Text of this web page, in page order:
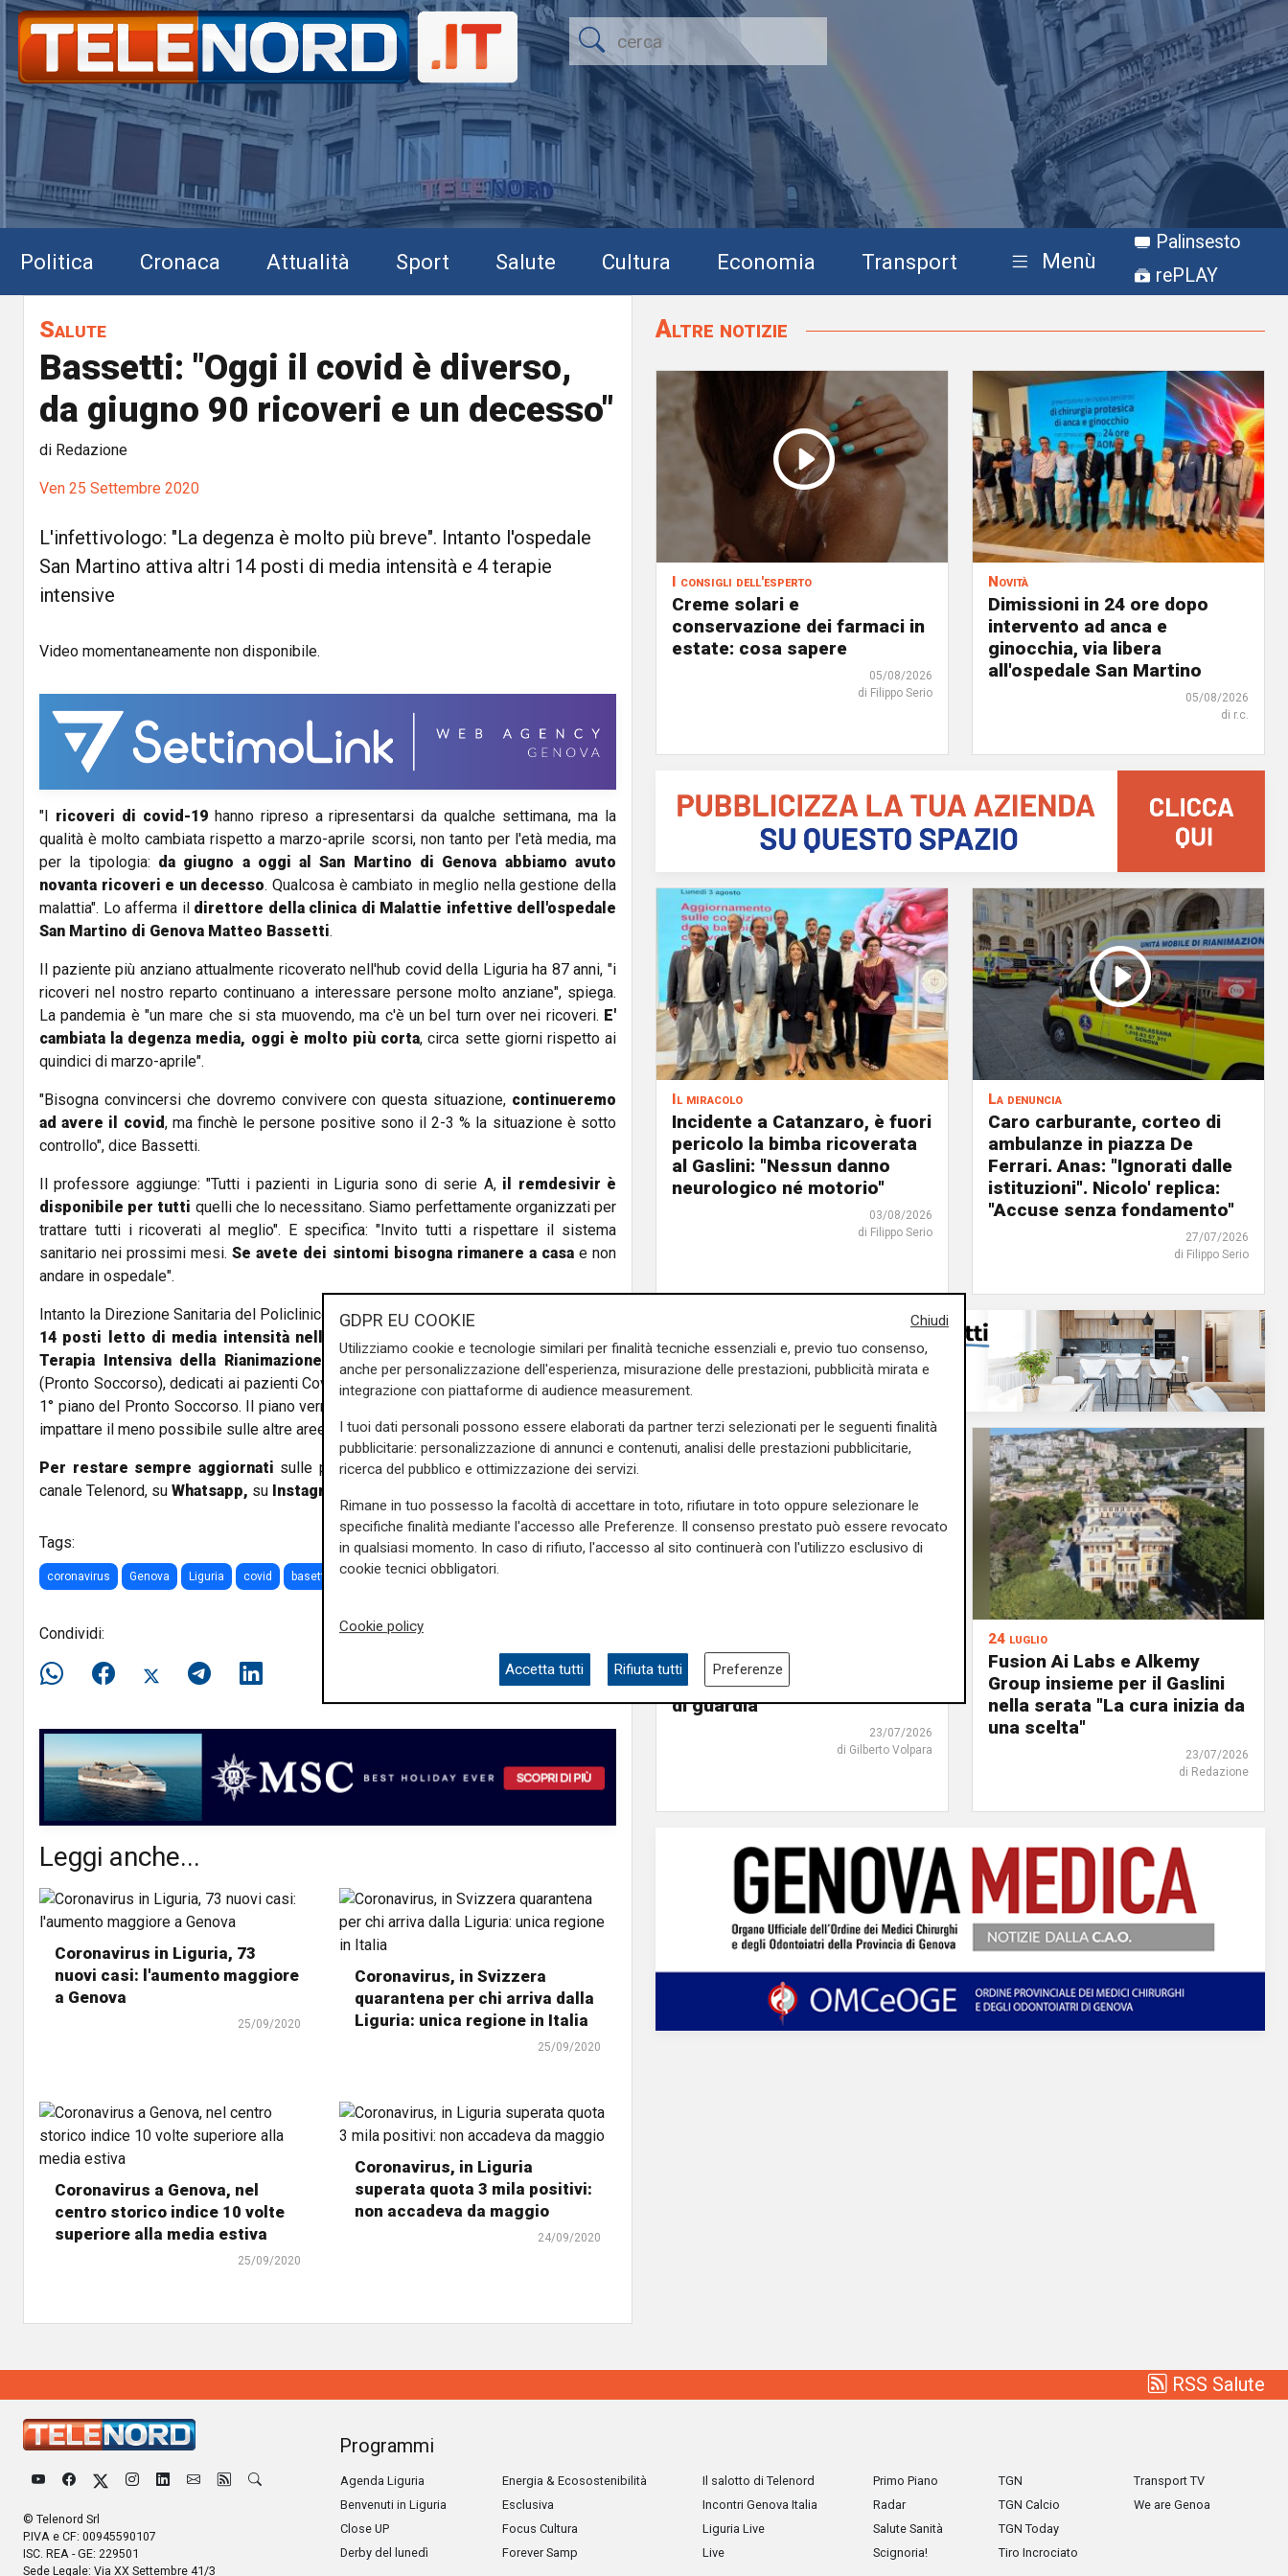
Politica Cronaca Attualità Sport Salute Cultura Economia Transport Menù
Palinsesto
rePLAY
Salute
Bassetti: "Oggi il covid è diverso,
da giugno 90 ricoveri e un decesso"
di Redazione
Ven 25 Settembre 2020
L'infettivologo: "La degenza è molto più breve". Intanto l'ospedale
San Martino attiva altri 14 posti di media intensità e 4 terapie
intensive
Video momentaneamente non disponibile.
"I ricoveri di covid-19hanno ripreso a ripresentarsi da qualche settimana, ma la
qualità è molto cambiata rispetto a marzo-aprile scorsi, non tanto per l'età media, ma
per la tipologia: da giugno a oggi al San Martino di Genova abbiamo avuto
novanta ricoveri e un decesso. Qualcosa è cambiato in meglio nella gestione della
malattia". Lo afferma il direttore della clinica di Malattie infettive dell'ospedale
San Martino di Genova Matteo Bassetti.
Il paziente più anziano attualmente ricoverato nell'hub covid della Liguria ha 87 anni, "i
ricoveri nel nostro reparto continuano a interessare persone molto anziane", spiega.
La pandemia è "un mare che si sta muovendo, ma c'è un bel turn over nei ricoveri. E'
cambiata la degenza media, oggi è molto più corta, circa sette giorni rispetto ai
quindici di marzo-aprile".
"Bisogna convincersi che dovremo convivere con questa situazione, continueremo
ad avere il covid, ma finchè le persone positive sono il 2-3 % la situazione è sotto
controllo", dice Bassetti.
Il professore aggiunge: "Tutti i pazienti in Liguria sono di serie A, il remdesivir è
disponibile per tutti quelli che lo necessitano. Siamo perfettamente organizzati per
trattare tutti i ricoverati al meglio". E specifica: "Invito tutti a rispettare il sistema
sanitario nei prossimi mesi. Se avete dei sintomi bisogna rimanere a casae non
andare in ospedale".
Intanto la Direzione Sanitaria del Policlinico San Martino informa che sono stati attivati
14 posti letto di media intensità nell’Area Medica Critica e 4 posti letto di
Terapia Intensiva della Rianimazione , presso il 1° piano dell’Edificio del DEA
(Pronto Soccorso), dedicati ai pazienti Covid+. E' stato inibito l’accesso ai visitatori al
1° piano del Pronto Soccorso. Il piano verrà applicato in maniera graduale, in modo da
impattare il meno possibile sulle altre aree, soprattutto quelle chirurgiche.
Per restare sempre aggiornati sulle principali notizie sulla Liguria seguiteci sul
canale Telenord, su Whatsapp, su Instagram
Tags:
coronavirus Genova Liguria covid basetti ospedale San Martino
Condividi:
Leggi anche...
Coronavirus in Liguria, 73
nuovi casi: l'aumento maggiore
a Genova
25/09/2020
Coronavirus, in Svizzera
quarantena per chi arriva dalla
Liguria: unica regione in Italia
25/09/2020
Coronavirus a Genova, nel
centro storico indice 10 volte
superiore alla media estiva
25/09/2020
Coronavirus, in Liguria
superata quota 3 mila positivi:
non accadeva da maggio
24/09/2020
Altre notizie
I consigli dell'esperto
Creme solari e
conservazione dei farmaci in
estate: cosa sapere
05/08/2026
di Filippo Serio
Novità
Dimissioni in 24 ore dopo
intervento ad anca e
ginocchia, via libera
all'ospedale San Martino
05/08/2026
di r.c.
Il miracolo
Incidente a Catanzaro, è fuori
pericolo la bimba ricoverata
al Gaslini: "Nessun danno
neurologico né motorio"
03/08/2026
di Filippo Serio
La denuncia
Caro carburante, corteo di
ambulanze in piazza De
Ferrari. Anas: "Ignorati dalle
istituzioni". Nicolo' replica:
"Accuse senza fondamento"
27/07/2026
di Filippo Serio
Se al Pronto Soccorso del
Gaslini non c'è un ortopedico
di guardia
23/07/2026
di Gilberto Volpara
24 luglio
Fusion Ai Labs e Alkemy
Group insieme per il Gaslini
nella serata "La cura inizia da
una scelta"
23/07/2026
di Redazione
RSS Salute
© Telenord Srl
P.IVA e CF: 00945590107
ISC. REA - GE: 229501
Sede Legale: Via XX Settembre 41/3
Programmi
Agenda Liguria
Benvenuti in Liguria
Close UP
Derby del lunedì
Energia & Ecosostenibilità
Esclusiva
Focus Cultura
Forever Samp
Il salotto di Telenord
Incontri Genova Italia
Liguria Live
Live
Primo Piano
Radar
Salute Sanità
Scignoria!
TGN
TGN Calcio
TGN Today
Tiro Incrociato
Transport TV
We are Genoa
Chiudi
GDPR EU COOKIE
Utilizziamo cookie e tecnologie similari per finalità tecniche essenziali e, previo tuo consenso,
anche per personalizzazione dell'esperienza, misurazione delle prestazioni, pubblicità mirata e
integrazione con piattaforme di audience measurement.
I tuoi dati personali possono essere elaborati da partner terzi selezionati per le seguenti finalità
pubblicitarie: personalizzazione di annunci e contenuti, analisi delle prestazioni pubblicitarie,
ricerca del pubblico e ottimizzazione dei servizi.
Rimane in tuo possesso la facoltà di accettare in toto, rifiutare in toto oppure selezionare le
specifiche finalità mediante l'accesso alle Preferenze. Il consenso prestato può essere revocato
in qualsiasi momento. In caso di rifiuto, l'accesso al sito continuerà con l'utilizzo esclusivo di
cookie tecnici obbligatori.
Cookie policy
Accetta tutti Rifiuta tutti Preferenze